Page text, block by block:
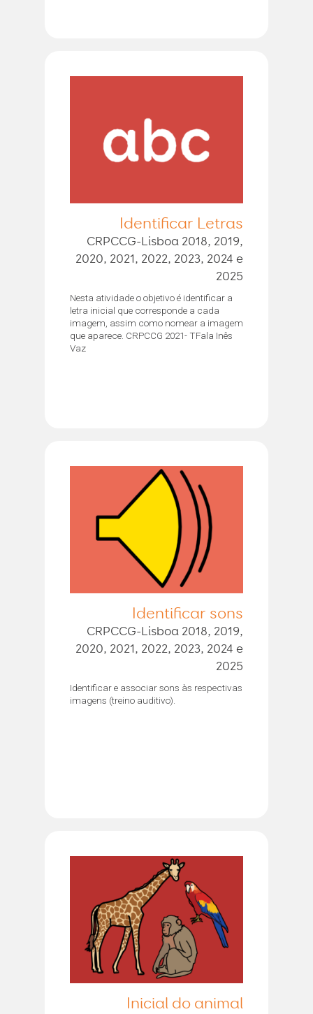
Identificar Letras
CRPCCG-Lisboa 2018, 2019,
2020, 2021, 2022, 2023, 2024 e
2025
Nesta atividade o objetivo é identificar a
letra inicial que corresponde a cada
imagem, assim como nomear a imagem
que aparece. CRPCCG 2021- TFala Inês
Vaz
Identificar sons
CRPCCG-Lisboa 2018, 2019,
2020, 2021, 2022, 2023, 2024 e
2025
Identificar e associar sons às respectivas
imagens (treino auditivo).
Inicial do animal